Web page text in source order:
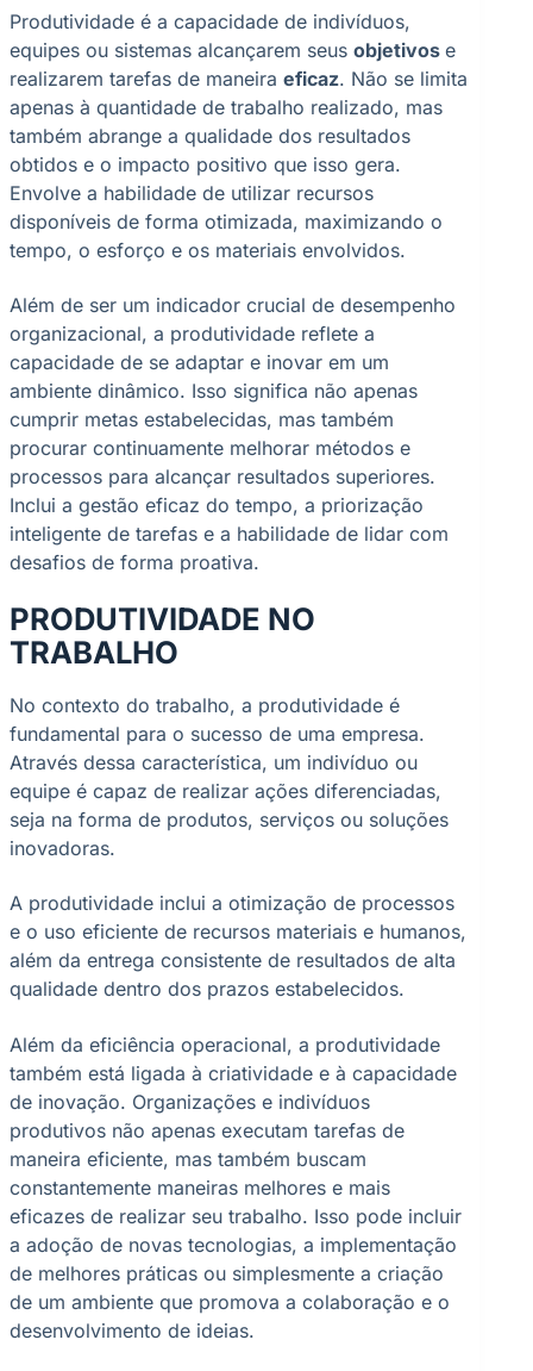
Produtividade é a capacidade de indivíduos,
equipes ou sistemas alcançarem seus objetivos e
realizarem tarefas de maneira eficaz. Não se limita
apenas à quantidade de trabalho realizado, mas
também abrange a qualidade dos resultados
obtidos e o impacto positivo que isso gera.
Envolve a habilidade de utilizar recursos
disponíveis de forma otimizada, maximizando o
tempo, o esforço e os materiais envolvidos.
Além de ser um indicador crucial de desempenho
organizacional, a produtividade reflete a
capacidade de se adaptar e inovar em um
ambiente dinâmico. Isso significa não apenas
cumprir metas estabelecidas, mas também
procurar continuamente melhorar métodos e
processos para alcançar resultados superiores.
Inclui a gestão eficaz do tempo, a priorização
inteligente de tarefas e a habilidade de lidar com
desafios de forma proativa.
PRODUTIVIDADE NO
TRABALHO
No contexto do trabalho, a produtividade é
fundamental para o sucesso de uma empresa.
Através dessa característica, um indivíduo ou
equipe é capaz de realizar ações diferenciadas,
seja na forma de produtos, serviços ou soluções
inovadoras.
A produtividade inclui a otimização de processos
e o uso eficiente de recursos materiais e humanos,
além da entrega consistente de resultados de alta
qualidade dentro dos prazos estabelecidos.
Além da eficiência operacional, a produtividade
também está ligada à criatividade e à capacidade
de inovação. Organizações e indivíduos
produtivos não apenas executam tarefas de
maneira eficiente, mas também buscam
constantemente maneiras melhores e mais
eficazes de realizar seu trabalho. Isso pode incluir
a adoção de novas tecnologias, a implementação
de melhores práticas ou simplesmente a criação
de um ambiente que promova a colaboração e o
desenvolvimento de ideias.